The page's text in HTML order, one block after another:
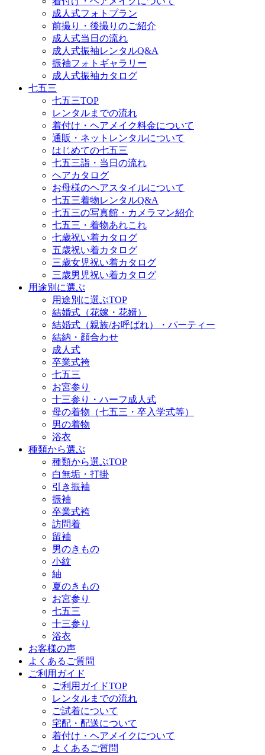
成人式フォトプラン
前撮り・後撮りのご紹介
成人式当日の流れ
成人式振袖レンタルQ&A
振袖フォトギャラリー
成人式振袖カタログ
七五三
七五三TOP
レンタルまでの流れ
着付け・ヘアメイク料金について
通販・ネットレンタルについて
はじめての七五三
七五三詣・当日の流れ
ヘアカタログ
お母様のヘアスタイルについて
七五三着物レンタルQ&A
七五三の写真館・カメラマン紹介
七五三・着物あれこれ
七歳祝い着カタログ
五歳祝い着カタログ
三歳女児祝い着カタログ
三歳男児祝い着カタログ
用途別に選ぶ
用途別に選ぶTOP
結婚式（花嫁・花婿）
結婚式（親族/お呼ばれ）・パーティー
結納・顔合わせ
成人式
卒業式袴
七五三
お宮参り
十三参り・ハーフ成人式
母の着物（七五三・卒入学式等）
男の着物
浴衣
種類から選ぶ
種類から選ぶTOP
白無垢・打掛
引き振袖
振袖
卒業式袴
訪問着
留袖
男のきもの
小紋
紬
夏のきもの
お宮参り
七五三
十三参り
浴衣
お客様の声
よくあるご質問
ご利用ガイド
ご利用ガイドTOP
レンタルまでの流れ
ご試着について
宅配・配送について
着付け・ヘアメイクについて
よくあるご質問